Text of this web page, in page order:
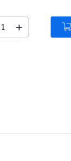
+ Ajouter